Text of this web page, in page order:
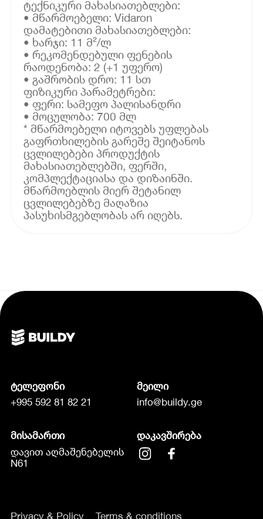
ტექნიკური მახასიათებლები:
• მწარმოებელი: Vidaron
დამატებითი მახასიათებლები:
• ხარჯი: 11 მ²/ლ
• რეკომენდებული ფენების
რაოდენობა: 2 (+1 უფერო)
• გაშრობის დრო: 11 სთ
ფიზიკური პარამეტრები:
• ფერი: სამეფო პალისანდრი
• მოცულობა: 700 მლ
* მწარმოებელი იტოვებს უფლებას
გაფრთხილების გარეშე შეიტანოს
ცვლილებები პროდუქტის
მახასიათებლებში, ფერში,
კომპლექტაციასა და დიზაინში.
მწარმოებლის მიერ შეტანილ
ცვლილებებზე მაღაზია
პასუხისმგებლობას არ იღებს.
ტელეფონი
+995 592 81 82 21
მეილი
info@buildy.ge
მისამართი
დავით აღმაშენებელის
N61
დაკავშირება
Privacy & Policy Terms & conditions